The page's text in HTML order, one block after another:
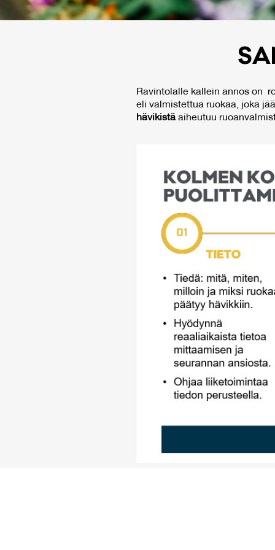
Ravintolalle kallein annos on
eli valmistettua ruokaa, joka
hävikistä aiheutuu